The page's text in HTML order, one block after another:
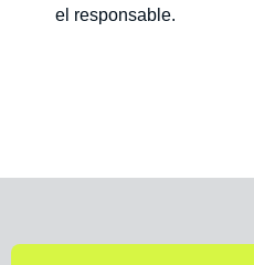
el responsable.